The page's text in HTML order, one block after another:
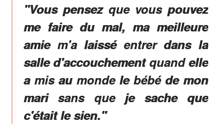
"Vous pensez que vous pouvez
me faire du mal, ma meilleure
amie m'a laissé entrer dans la
salle d'accouchement quand elle
a mis au monde le bébé de mon
mari sans que je sache que
c'était le sien."